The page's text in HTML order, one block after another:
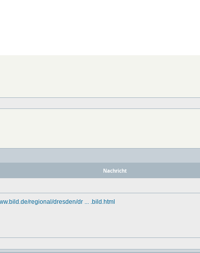
Nachricht
regional/dresden/dr ... .bild.html